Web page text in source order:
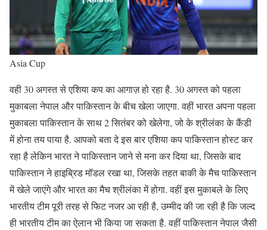
Asia Cup
वही 30 अगस्त से एशिया कप का आगाज़ हो रहा है. 30 अगस्त को पहला
मुकाबला नेपाल और पाकिस्तान के बीच खेला जाएगा. वहीं भारत अपना पहला
मुकाबला पाकिस्तान के साथ 2 सितंबर को खेलेगा, जो के श्रीलंका के कैंडी
में होना तय पाया है. आपको बता दे इस बार एशिया कप पाकिस्तान होस्ट कर
रहा है लेकिन भारत ने पाकिस्तान जाने से मना कर दिया था, जिसके बाद
पाकिस्तान ने हाइब्रिड मॉडल रखा था, जिसके तहत बाकी के मैच पाकिस्तान
में खेले जाएंगे और भारत का मैच श्रीलंका में होगा. वहीं इस मुकाबले के लिए
भारतीय टीम पूरी तरह से फिट नजर आ रही है, उम्मीद की जा रही है कि जल्द
ही भारतीय टीम का ऐलान भी किया जा सकता है. वहीं पाकिस्तान नेपाल जैसी